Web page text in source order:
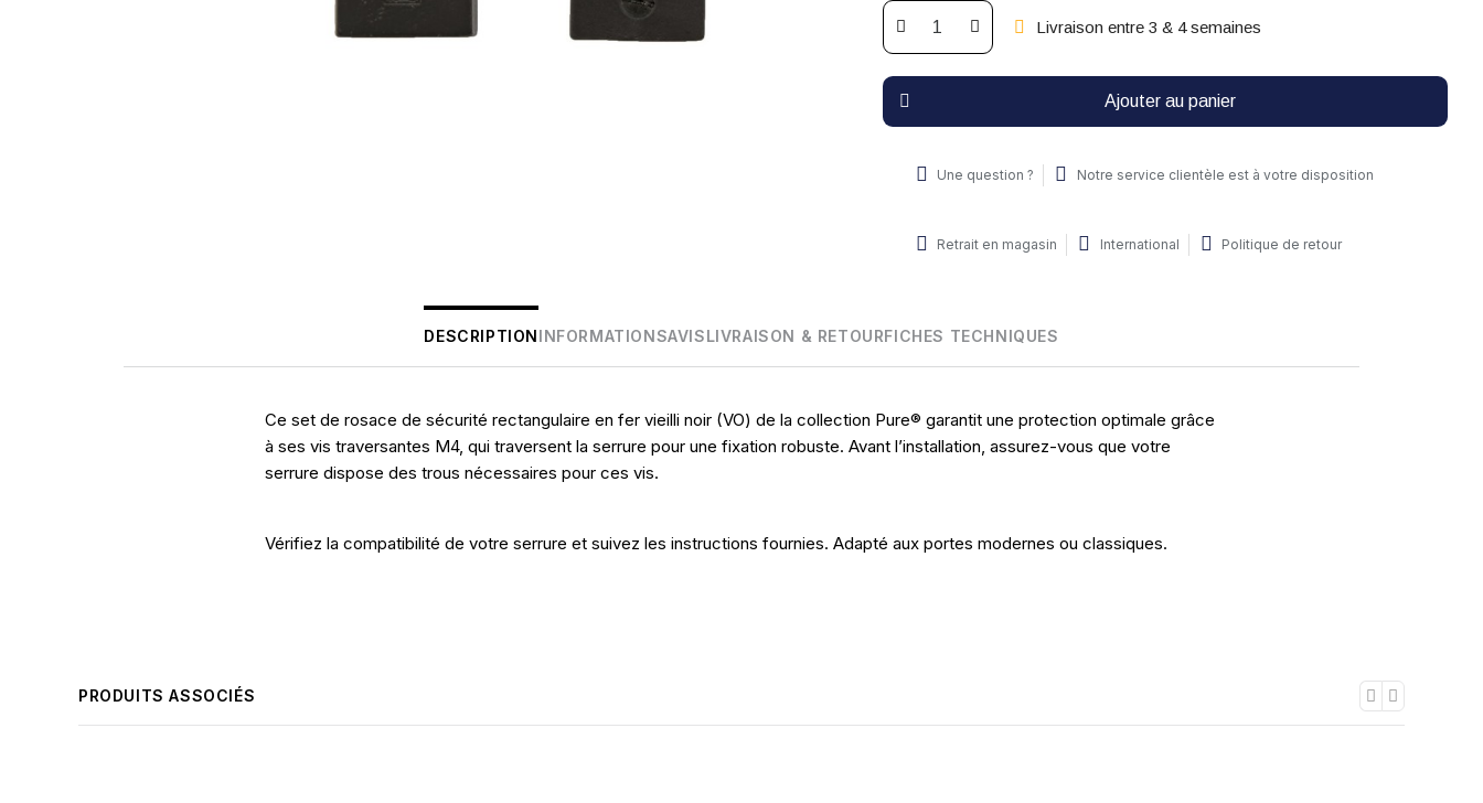
Livraison entre 3 & 4 semaines
Ajouter au panier
Une question ? Notre service clientèle est à votre disposition
Retrait en magasin International Politique de retour
DESCRIPTIONINFORMATIONSAVISLIVRAISON & RETOURFICHES TECHNIQUES
Ce set de rosace de sécurité rectangulaire en fer vieilli noir (VO) de la collection Pure® garantit une protection optimale grâce
à ses vis traversantes M4, qui traversent la serrure pour une fixation robuste. Avant l’installation, assurez-vous que votre
serrure dispose des trous nécessaires pour ces vis.
Vérifiez la compatibilité de votre serrure et suivez les instructions fournies. Adapté aux portes modernes ou classiques.
PRODUITS ASSOCIÉS